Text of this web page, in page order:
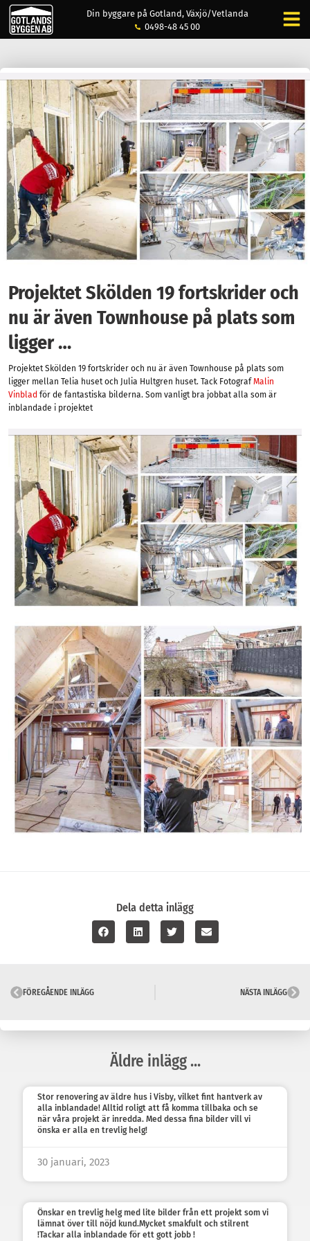
Din byggare på Gotland, Växjö/Vetlanda
0498-48 45 00
Projektet Skölden 19 fortskrider och
nu är även Townhouse på plats som
ligger …
Projektet Skölden 19 fortskrider och nu är även Townhouse på plats som
ligger mellan Telia huset och Julia Hultgren huset. Tack Fotograf Malin
Vinblad för de fantastiska bilderna. Som vanligt bra jobbat alla som är
inblandade i projektet
Dela detta inlägg
FÖREGÅENDE INLÄGG NÄSTA INLÄGG
Äldre inlägg ...
Stor renovering av äldre hus i Visby, vilket fint hantverk av
alla inblandade! Alltid roligt att få komma tillbaka och se
när våra projekt är inredda. Med dessa fina bilder vill vi
önska er alla en trevlig helg!
30 januari, 2023
Önskar en trevlig helg med lite bilder från ett projekt som vi
lämnat över till nöjd kund.Mycket smakfult och stilrent
!Tackar alla inblandade för ett gott jobb !